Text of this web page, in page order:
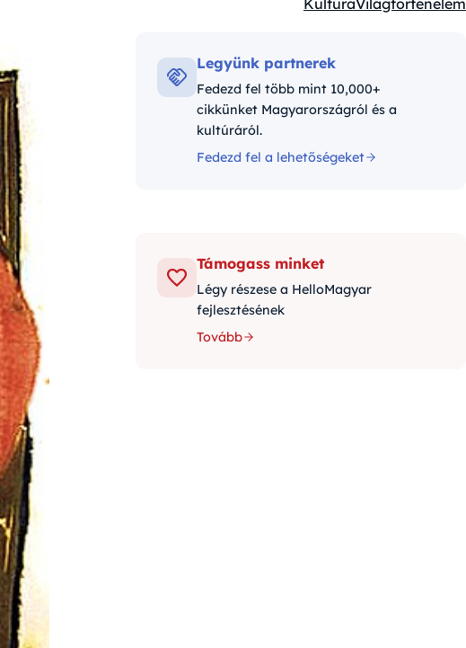
Kategóriák:
KultúraVilágtörténelem
Legyünk partnerek
Fedezd fel több mint 10,000+
cikkünket Magyarországról és a
kultúráról.
Fedezd fel a lehetőségeket
Támogass minket
Légy részese a HelloMagyar
fejlesztésének
Tovább